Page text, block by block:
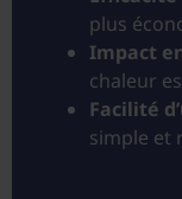
plus
Impact
chaleur
Facilité
simple et